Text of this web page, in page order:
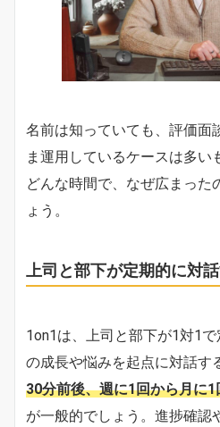
名前は知っていても、評価面
ま運用しているケースは多い
どんな時間で、なぜ広まった
ょう。
上司と部下が定期的に対
1on1は、上司と部下が1対1
の成長や悩みを起点に対話す
30分前後、週に1回から月に
が一般的でしょう。進捗確認